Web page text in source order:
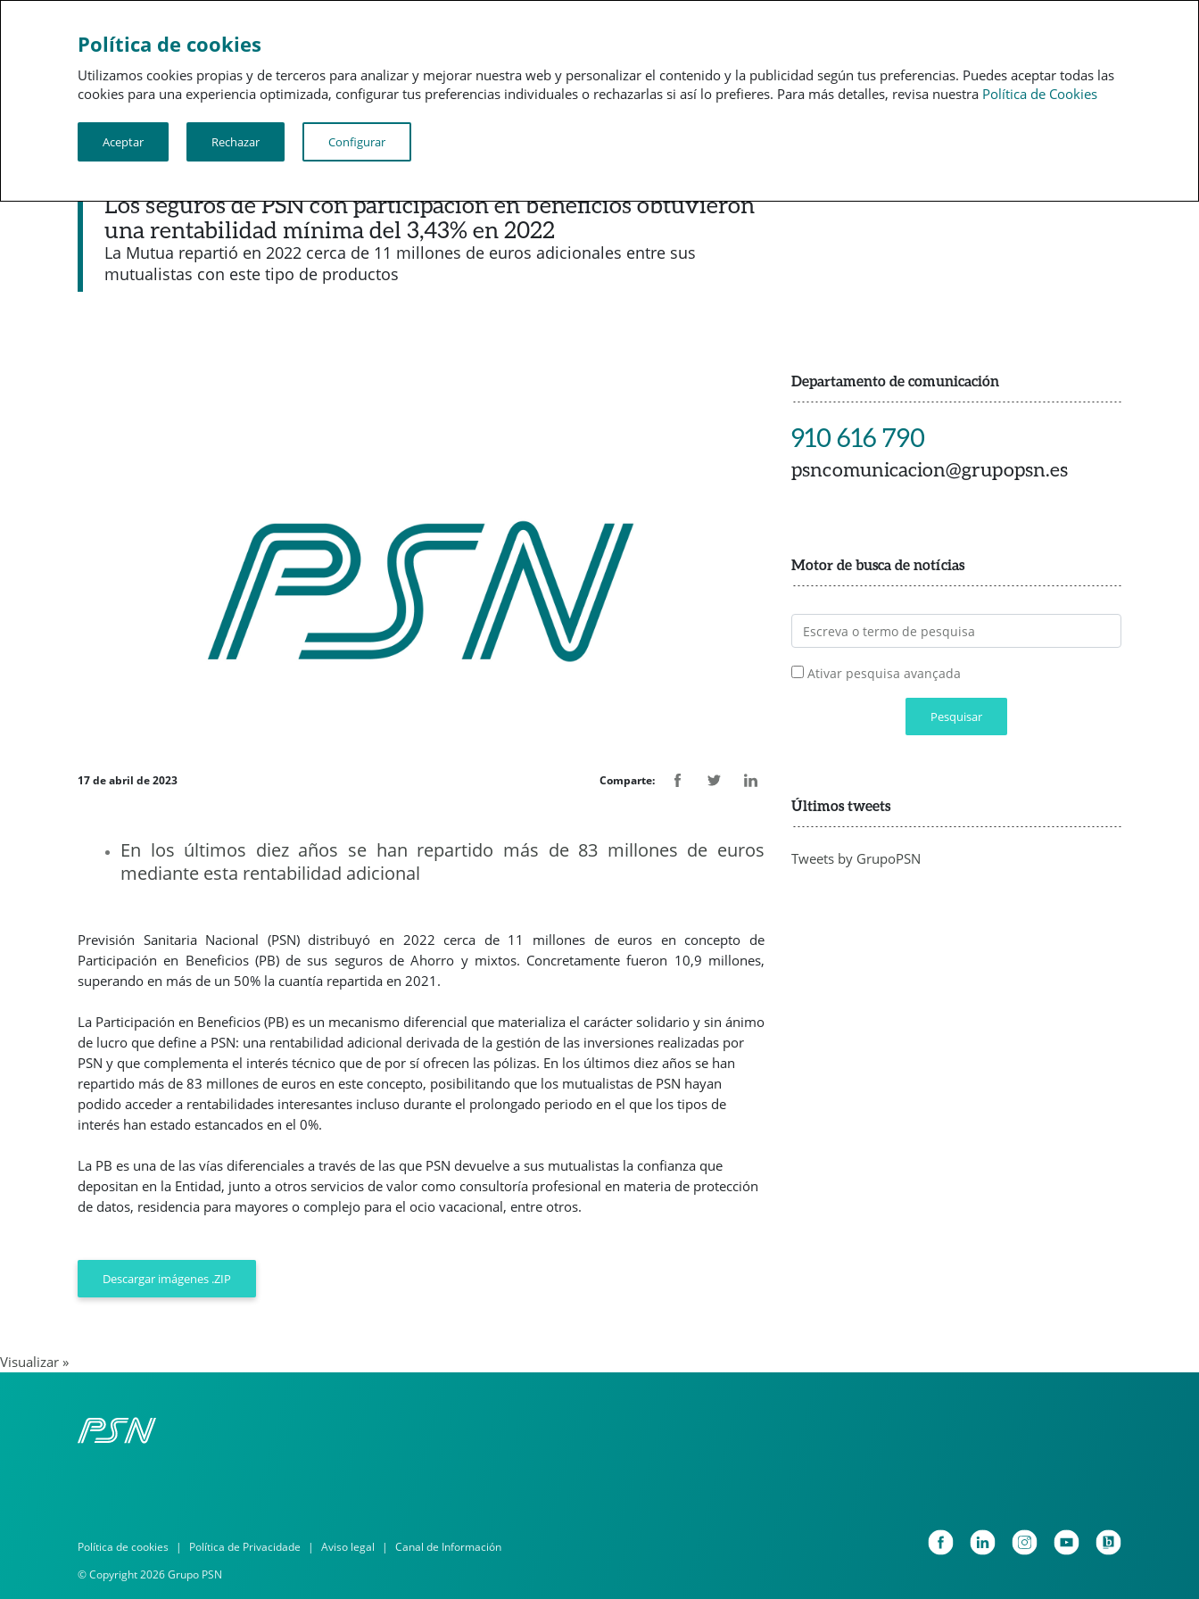
Sobre a PSN
Los seguros de PSN con participación en beneficios obtuvieron
una rentabilidad mínima del 3,43% en 2022
La Mutua repartió en 2022 cerca de 11 millones de euros adicionales entre sus
mutualistas con este tipo de productos
17 de abril de 2023 Comparte:
En los últimos diez años se han repartido más de 83 millones de euros
mediante esta rentabilidad adicional
Previsión Sanitaria Nacional (PSN) distribuyó en 2022 cerca de 11 millones de euros en concepto de
Participación en Beneficios (PB) de sus seguros de Ahorro y mixtos. Concretamente fueron 10,9 millones,
superando en más de un 50% la cuantía repartida en 2021.
La Participación en Beneficios (PB) es un mecanismo diferencial que materializa el carácter solidario y sin ánimo
de lucro que define a PSN: una rentabilidad adicional derivada de la gestión de las inversiones realizadas por
PSN y que complementa el interés técnico que de por sí ofrecen las pólizas. En los últimos diez años se han
repartido más de 83 millones de euros en este concepto, posibilitando que los mutualistas de PSN hayan
podido acceder a rentabilidades interesantes incluso durante el prolongado periodo en el que los tipos de
interés han estado estancados en el 0%.
La PB es una de las vías diferenciales a través de las que PSN devuelve a sus mutualistas la confianza que
depositan en la Entidad, junto a otros servicios de valor como consultoría profesional en materia de protección
de datos, residencia para mayores o complejo para el ocio vacacional, entre otros.
Descargar imágenes .ZIP
Departamento de comunicación
910 616 790
psncomunicacion@grupopsn.es
Motor de busca de notícias
Ativar pesquisa avançada
Pesquisar
Últimos tweets
Tweets by GrupoPSN
Visualizar »
Política de cookies
Utilizamos cookies propias y de terceros para analizar y mejorar nuestra web y personalizar el contenido y la publicidad según tus preferencias. Puedes aceptar todas las
cookies para una experiencia optimizada, configurar tus preferencias individuales o rechazarlas si así lo prefieres. Para más detalles, revisa nuestra Política de Cookies
Aceptar Rechazar Configurar
Política de cookies Política de Privacidade Aviso legal
Canal de Información
© Copyright 2026 Grupo PSN